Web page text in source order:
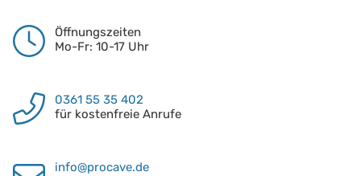
Öffnungszeiten
Mo-Fr: 10-17 Uhr
0361 55 35 402
für kostenfreie Anrufe
info@procave.de